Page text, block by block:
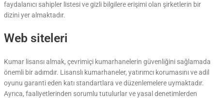
faydalanıcı sahipler listesi ve gizli bilgilere erişimi olan şirketlerin bir
dizini yer almaktadır.
Web siteleri
Kumar lisansı almak, çevrimiçi kumarhanelerin güvenliğini sağlamada
önemli bir adımdır. Lisanslı kumarhaneler, yatırımcı korumasını ve adil
oyunu garanti eden katı standartlara ve düzenlemelere uymaktadır.
Ayrıca, faaliyetlerinden sorumlu tutulurlar ve yasal denetimlerden